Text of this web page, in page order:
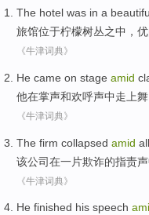
The hotel was in a
旅馆位于柠檬树丛之中 ，
《牛津词典》
He came on stage amid
他在掌声和欢呼声中走上舞
《牛津词典》
The firm collapsed amid
该公司在一片欺诈的指责
《牛津词典》
He finished his speech